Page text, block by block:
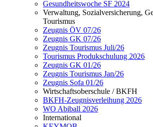
Gesundheitswoche SF 2024
Verwaltung, Sozialversicherung,
Tourismus
Zeugnis ÖV 07/26
Zeugnis GK 07/26
Zeugnis Tourismus Juli/26
Tourismus Produkschulung 2026
Zeugnis GK 01/26
Zeugnis Tourismus Jan/26
Zeugnis Sofa 01/26
Wirtschaftsoberschule / BKFH
BKFH-Zeugnisverleihung 2026
WO Abiball 2026
International